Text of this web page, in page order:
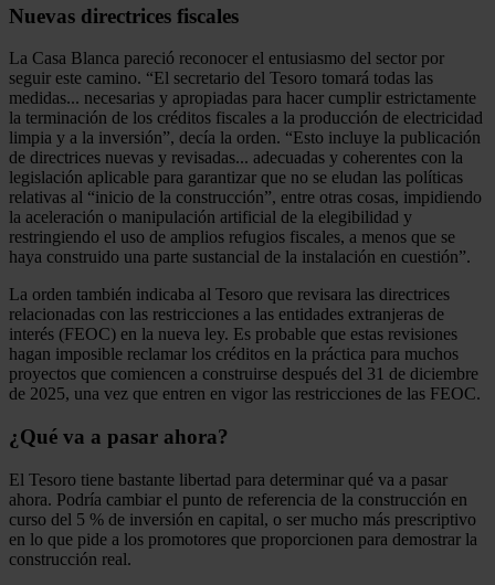
Nuevas directrices fiscales
La Casa Blanca pareció reconocer el entusiasmo del sector por
seguir este camino. “El secretario del Tesoro tomará todas las
medidas... necesarias y apropiadas para hacer cumplir estrictamente
la terminación de los créditos fiscales a la producción de electricidad
limpia y a la inversión”, decía la orden. “Esto incluye la publicación
de directrices nuevas y revisadas... adecuadas y coherentes con la
legislación aplicable para garantizar que no se eludan las políticas
relativas al “inicio de la construcción”, entre otras cosas, impidiendo
la aceleración o manipulación artificial de la elegibilidad y
restringiendo el uso de amplios refugios fiscales, a menos que se
haya construido una parte sustancial de la instalación en cuestión”.
La orden también indicaba al Tesoro que revisara las directrices
relacionadas con las restricciones a las entidades extranjeras de
interés (FEOC) en la nueva ley. Es probable que estas revisiones
hagan imposible reclamar los créditos en la práctica para muchos
proyectos que comiencen a construirse después del 31 de diciembre
de 2025, una vez que entren en vigor las restricciones de las FEOC.
¿Qué va a pasar ahora?
El Tesoro tiene bastante libertad para determinar qué va a pasar
ahora. Podría cambiar el punto de referencia de la construcción en
curso del 5 % de inversión en capital, o ser mucho más prescriptivo
en lo que pide a los promotores que proporcionen para demostrar la
construcción real.